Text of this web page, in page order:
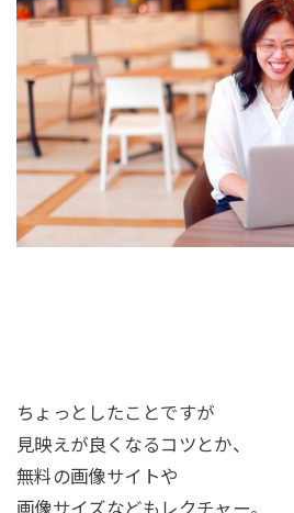
ちょっとしたことですが
見映えが良くなるコツとか、
無料の画像サイトや
画像サイズなどもレクチャー。